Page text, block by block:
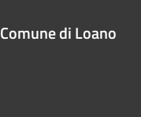
Comune di Loano